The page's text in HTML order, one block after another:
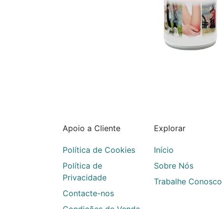
Apoio a Cliente
Política de Cookies
Política de
Privacidade
Contacte-nos
Explorar
Início
Sobre Nós
Trabalhe Conosco